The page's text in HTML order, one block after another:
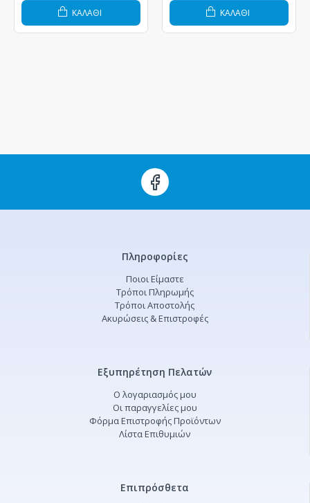
ΚΑΛΆΘΙ ΚΑΛΆΘΙ
Πληροφορίες
Ποιοι Είμαστε
Τρόποι Πληρωμής
Τρόποι Αποστολής
Ακυρώσεις & Επιστροφές
Εξυπηρέτηση Πελατών
Ο λογαριασμός μου
Οι παραγγελίες μου
Φόρμα Επιστροφής Προϊόντων
Λίστα Επιθυμιών
Επιπρόσθετα